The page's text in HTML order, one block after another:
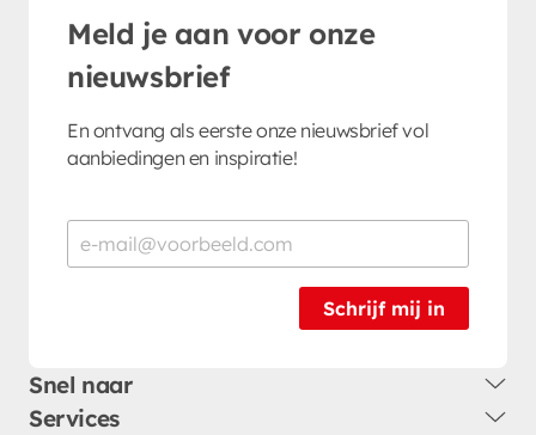
Meld je aan voor onze
nieuwsbrief
En ontvang als eerste onze nieuwsbrief vol
aanbiedingen en inspiratie!
Schrijf mij in
Snel naar
Services